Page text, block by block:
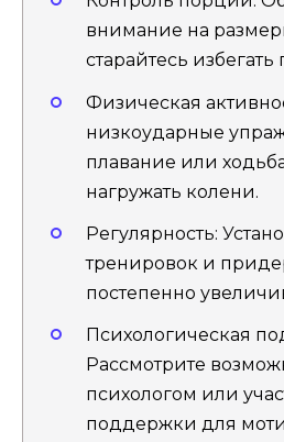
внимание на
старайтесь
Физическая
низкоударные
плавание или
нагружать колени.
Регулярность:
тренировок и
постепенно
Психологическая
Рассмотрите
психологом или
поддержки для